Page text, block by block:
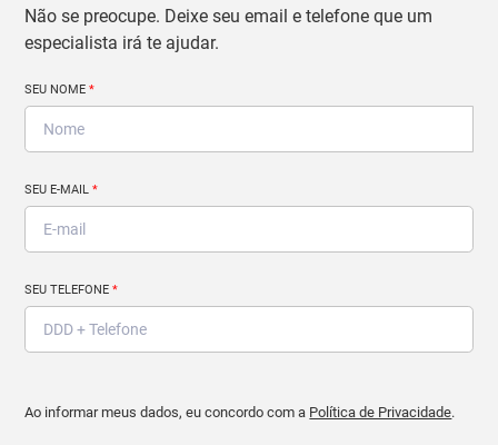
Não se preocupe. Deixe seu email e telefone que um
especialista irá te ajudar.
SEU NOME*
SEU E-MAIL*
SEU TELEFONE*
Ao informar meus dados, eu concordo com a Política de Privacidade.